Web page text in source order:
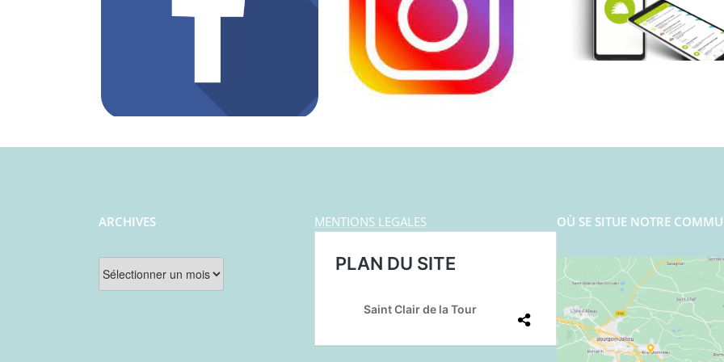
ARCHIVES
Archives
MENTIONS LEGALES OÙ SE SITUE NOTRE